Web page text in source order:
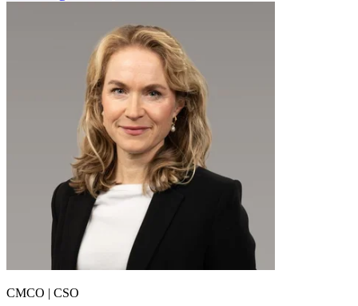
CMCO | CSO